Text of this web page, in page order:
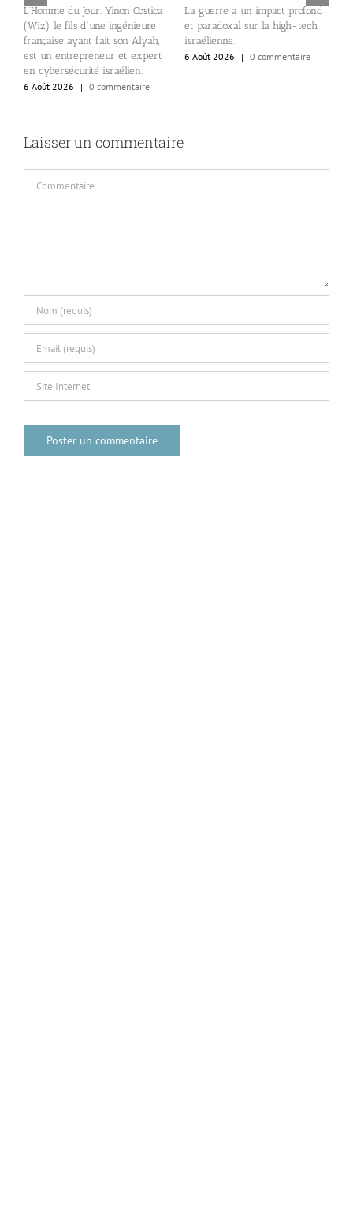
L’Homme du Jour. Yinon Costica
(Wiz), le fils d’une ingénieure
française ayant fait son Alyah,
est un entrepreneur et expert
en cybersécurité israélien.
6 Août 2026
| 0 commentaire
La guerre a un impact profond
et paradoxal sur la high-tech
israélienne.
6 Août 2026
| 0 commentaire
Laisser un commentaire